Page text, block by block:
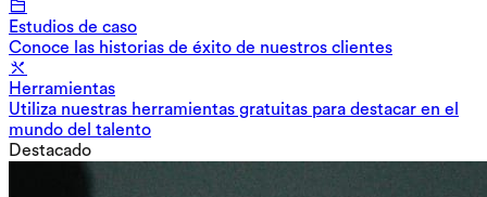
Estudios de caso
Conoce las historias de éxito de nuestros clientes
Herramientas
Utiliza nuestras herramientas gratuitas para destacar en el
mundo del talento
Destacado